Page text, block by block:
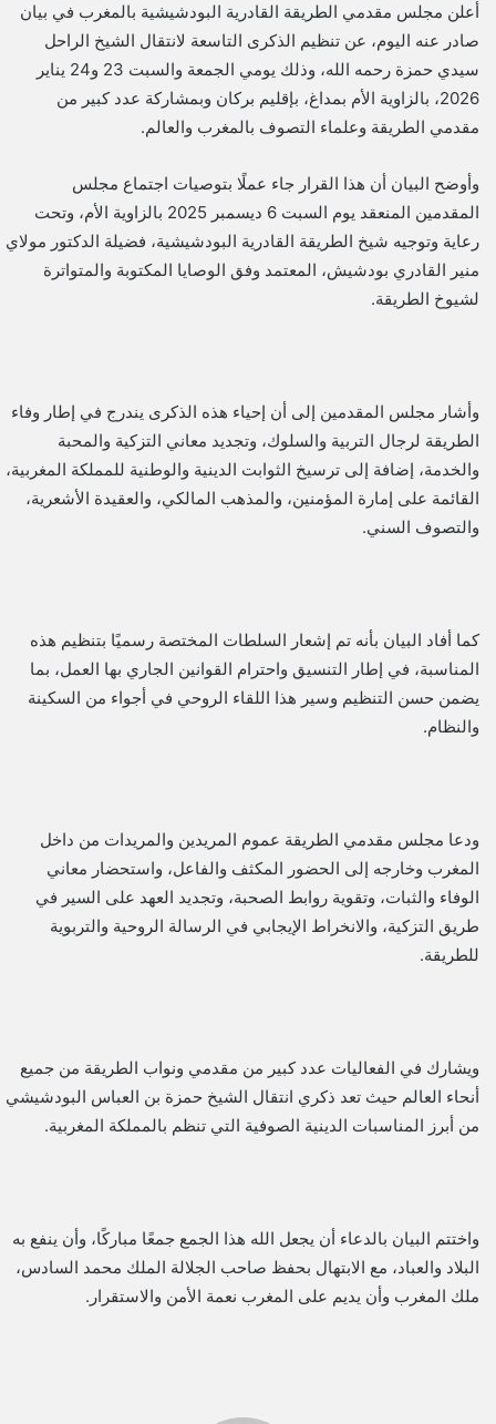
أعلن مجلس مقدمي الطريقة القادرية البودشيشية بالمغرب في بيان
صادر عنه اليوم، عن تنظيم الذكرى التاسعة لانتقال الشيخ الراحل
سيدي حمزة رحمه الله، وذلك يومي الجمعة والسبت 23 و24 يناير
2026، بالزاوية الأم بمداغ، بإقليم بركان وبمشاركة عدد كبير من
مقدمي الطريقة وعلماء التصوف بالمغرب والعالم.
وأوضح البيان أن هذا القرار جاء عملًا بتوصيات اجتماع مجلس
المقدمين المنعقد يوم السبت 6 ديسمبر 2025 بالزاوية الأم، وتحت
رعاية وتوجيه شيخ الطريقة القادرية البودشيشية، فضيلة الدكتور مولاي
منير القادري بودشيش، المعتمد وفق الوصايا المكتوبة والمتواترة
لشيوخ الطريقة.
وأشار مجلس المقدمين إلى أن إحياء هذه الذكرى يندرج في إطار وفاء
الطريقة لرجال التربية والسلوك، وتجديد معاني التزكية والمحبة
والخدمة، إضافة إلى ترسيخ الثوابت الدينية والوطنية للمملكة المغربية،
القائمة على إمارة المؤمنين، والمذهب المالكي، والعقيدة الأشعرية،
والتصوف السني.
كما أفاد البيان بأنه تم إشعار السلطات المختصة رسميًا بتنظيم هذه
المناسبة، في إطار التنسيق واحترام القوانين الجاري بها العمل، بما
يضمن حسن التنظيم وسير هذا اللقاء الروحي في أجواء من السكينة
والنظام.
ودعا مجلس مقدمي الطريقة عموم المريدين والمريدات من داخل
المغرب وخارجه إلى الحضور المكثف والفاعل، واستحضار معاني
الوفاء والثبات، وتقوية روابط الصحبة، وتجديد العهد على السير في
طريق التزكية، والانخراط الإيجابي في الرسالة الروحية والتربوية
للطريقة.
ويشارك في الفعاليات عدد كبير من مقدمي ونواب الطريقة من جميع
أنحاء العالم حيث تعد ذكري انتقال الشيخ حمزة بن العباس البودشيشي
من أبرز المناسبات الدينية الصوفية التي تنظم بالمملكة المغربية.
واختتم البيان بالدعاء أن يجعل الله هذا الجمع جمعًا مباركًا، وأن ينفع به
البلاد والعباد، مع الابتهال بحفظ صاحب الجلالة الملك محمد السادس،
ملك المغرب وأن يديم على المغرب نعمة الأمن والاستقرار.